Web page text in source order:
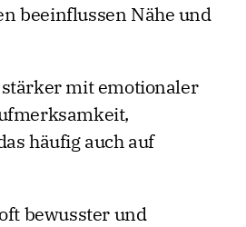
beeinflussen Nähe und
mit emotionaler
häufig auch auf
bewusster und